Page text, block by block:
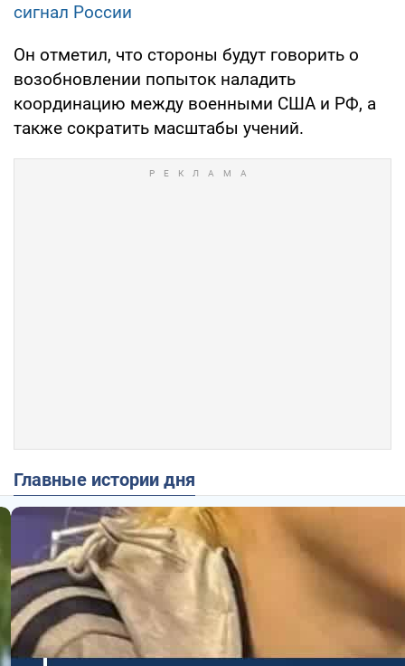
сигнал России
Он отметил, что стороны будут говорить о
возобновлении попыток наладить
координацию между военными США и РФ, а
также сократить масштабы учений.
Главные истории дня